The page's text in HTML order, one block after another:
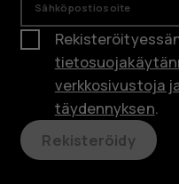
Sähköpostiosoite
verkkosivustoja
täydennyksen.
Rekisteröidy